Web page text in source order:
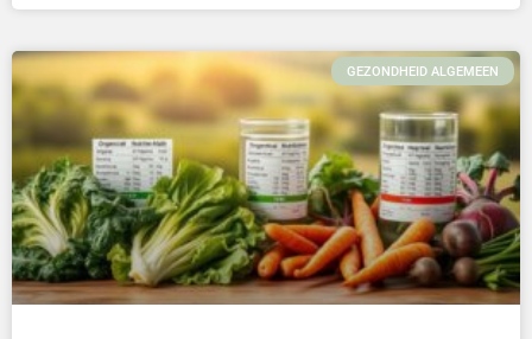
GEZONDHEID ALGEMEEN